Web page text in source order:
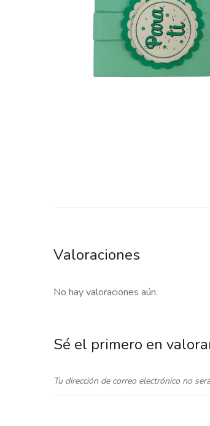
Valoraciones
No hay valoraciones aún.
Sé el primero en
Tu dirección de correo electrónico no